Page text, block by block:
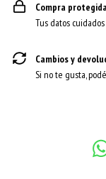
Compra protegida
Tus datos
Cambios y
Si no te gusta,